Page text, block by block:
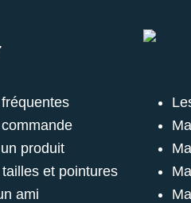
produit
et pointures
ami